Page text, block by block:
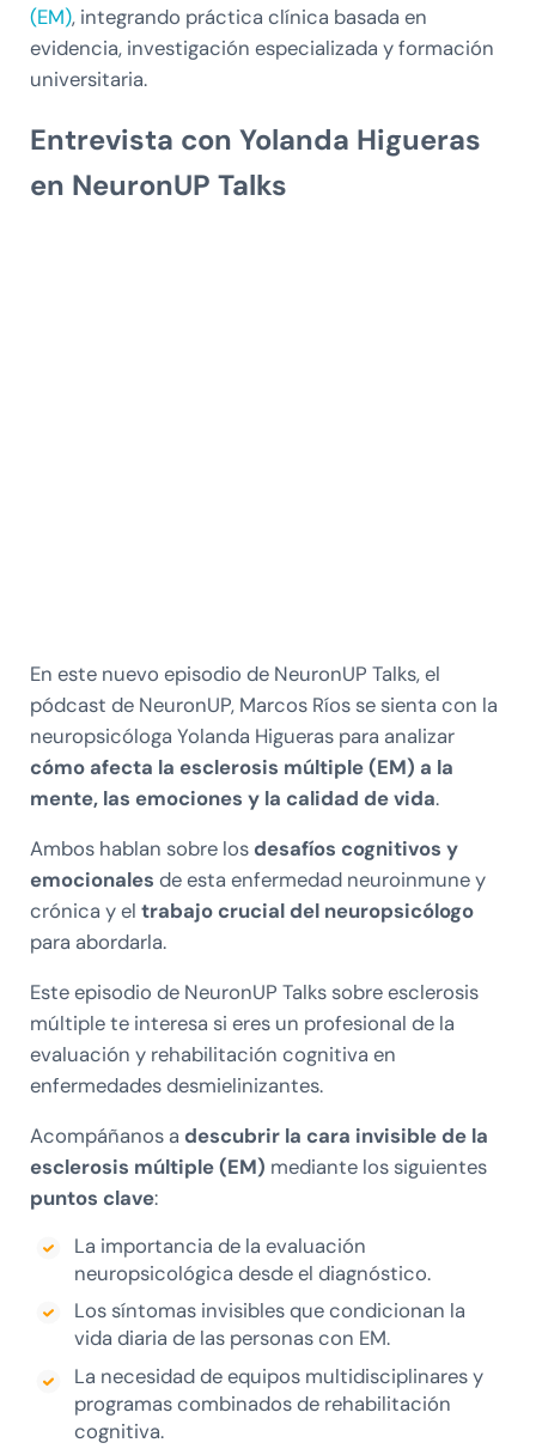
(EM), integrando práctica clínica basada en
evidencia, investigación especializada y formación
universitaria.
Entrevista con Yolanda Higueras
en NeuronUP Talks
En este nuevo episodio de NeuronUP Talks, el
pódcast de NeuronUP, Marcos Ríos se sienta con la
neuropsicóloga Yolanda Higueras para analizar
cómo afecta la esclerosis múltiple (EM) a la
mente, las emociones y la calidad de vida.
Ambos hablan sobre los desafíos cognitivos y
emocionales de esta enfermedad neuroinmune y
crónica y el trabajo crucial del neuropsicólogo
para abordarla.
Este episodio de NeuronUP Talks sobre esclerosis
múltiple te interesa si eres un profesional de la
evaluación y rehabilitación cognitiva en
enfermedades desmielinizantes.
Acompáñanos a descubrir la cara invisible de la
esclerosis múltiple (EM) mediante los siguientes
puntos clave:
La importancia de la evaluación
neuropsicológica desde el diagnóstico.
Los síntomas invisibles que condicionan la
vida diaria de las personas con EM.
La necesidad de equipos multidisciplinares y
programas combinados de rehabilitación
cognitiva.